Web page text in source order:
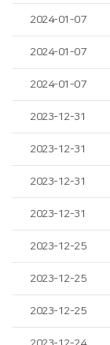
2024-01-07
2024-01-07
2024-01-07
2023-12-31
2023-12-31
2023-12-31
2023-12-31
2023-12-25
2023-12-25
2023-12-25